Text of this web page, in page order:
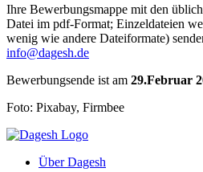
Ihre Bewerbungsmappe mit den
Datei im pdf-Format; Einzeldateien
wenig wie andere Dateiformate)
info@dagesh.de
Bewerbungsende ist am 29.Februar
Foto: Pixabay, Firmbee
Über Dagesh